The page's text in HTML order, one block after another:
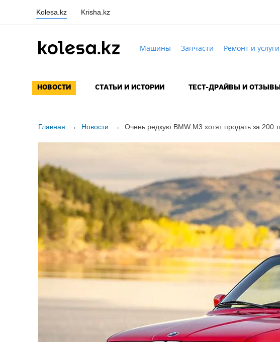
Kolesa.kz Krisha.kz
Машины Запчасти Ремонт и услуги
НОВОСТИ СТАТЬИ И ИСТОРИИ ТЕСТ-ДРАЙВЫ И ОТЗЫВЫ
Главная → Новости → Очень редкую BMW M3 хотят продать за 200